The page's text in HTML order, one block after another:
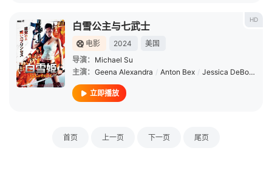
HD
白雪公主与七武士
电影 2024
美国
导演： Michael Su
主演： Geena Alexandra / Anton Bex / Jessica DeBonville
立即播放
首页 上一页 下一页 尾页